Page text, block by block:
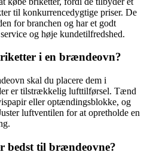
til konkurrencedygtige priser. De
for branchen og har et godt
og høje kundetilfredshed.
i en brændeovn?
skal du placere dem i
er tilstrækkelig lufttilførsel. Tænd
eller optændingsblokke, og
luftventilen for at opretholde en
bedst til brændeovne?